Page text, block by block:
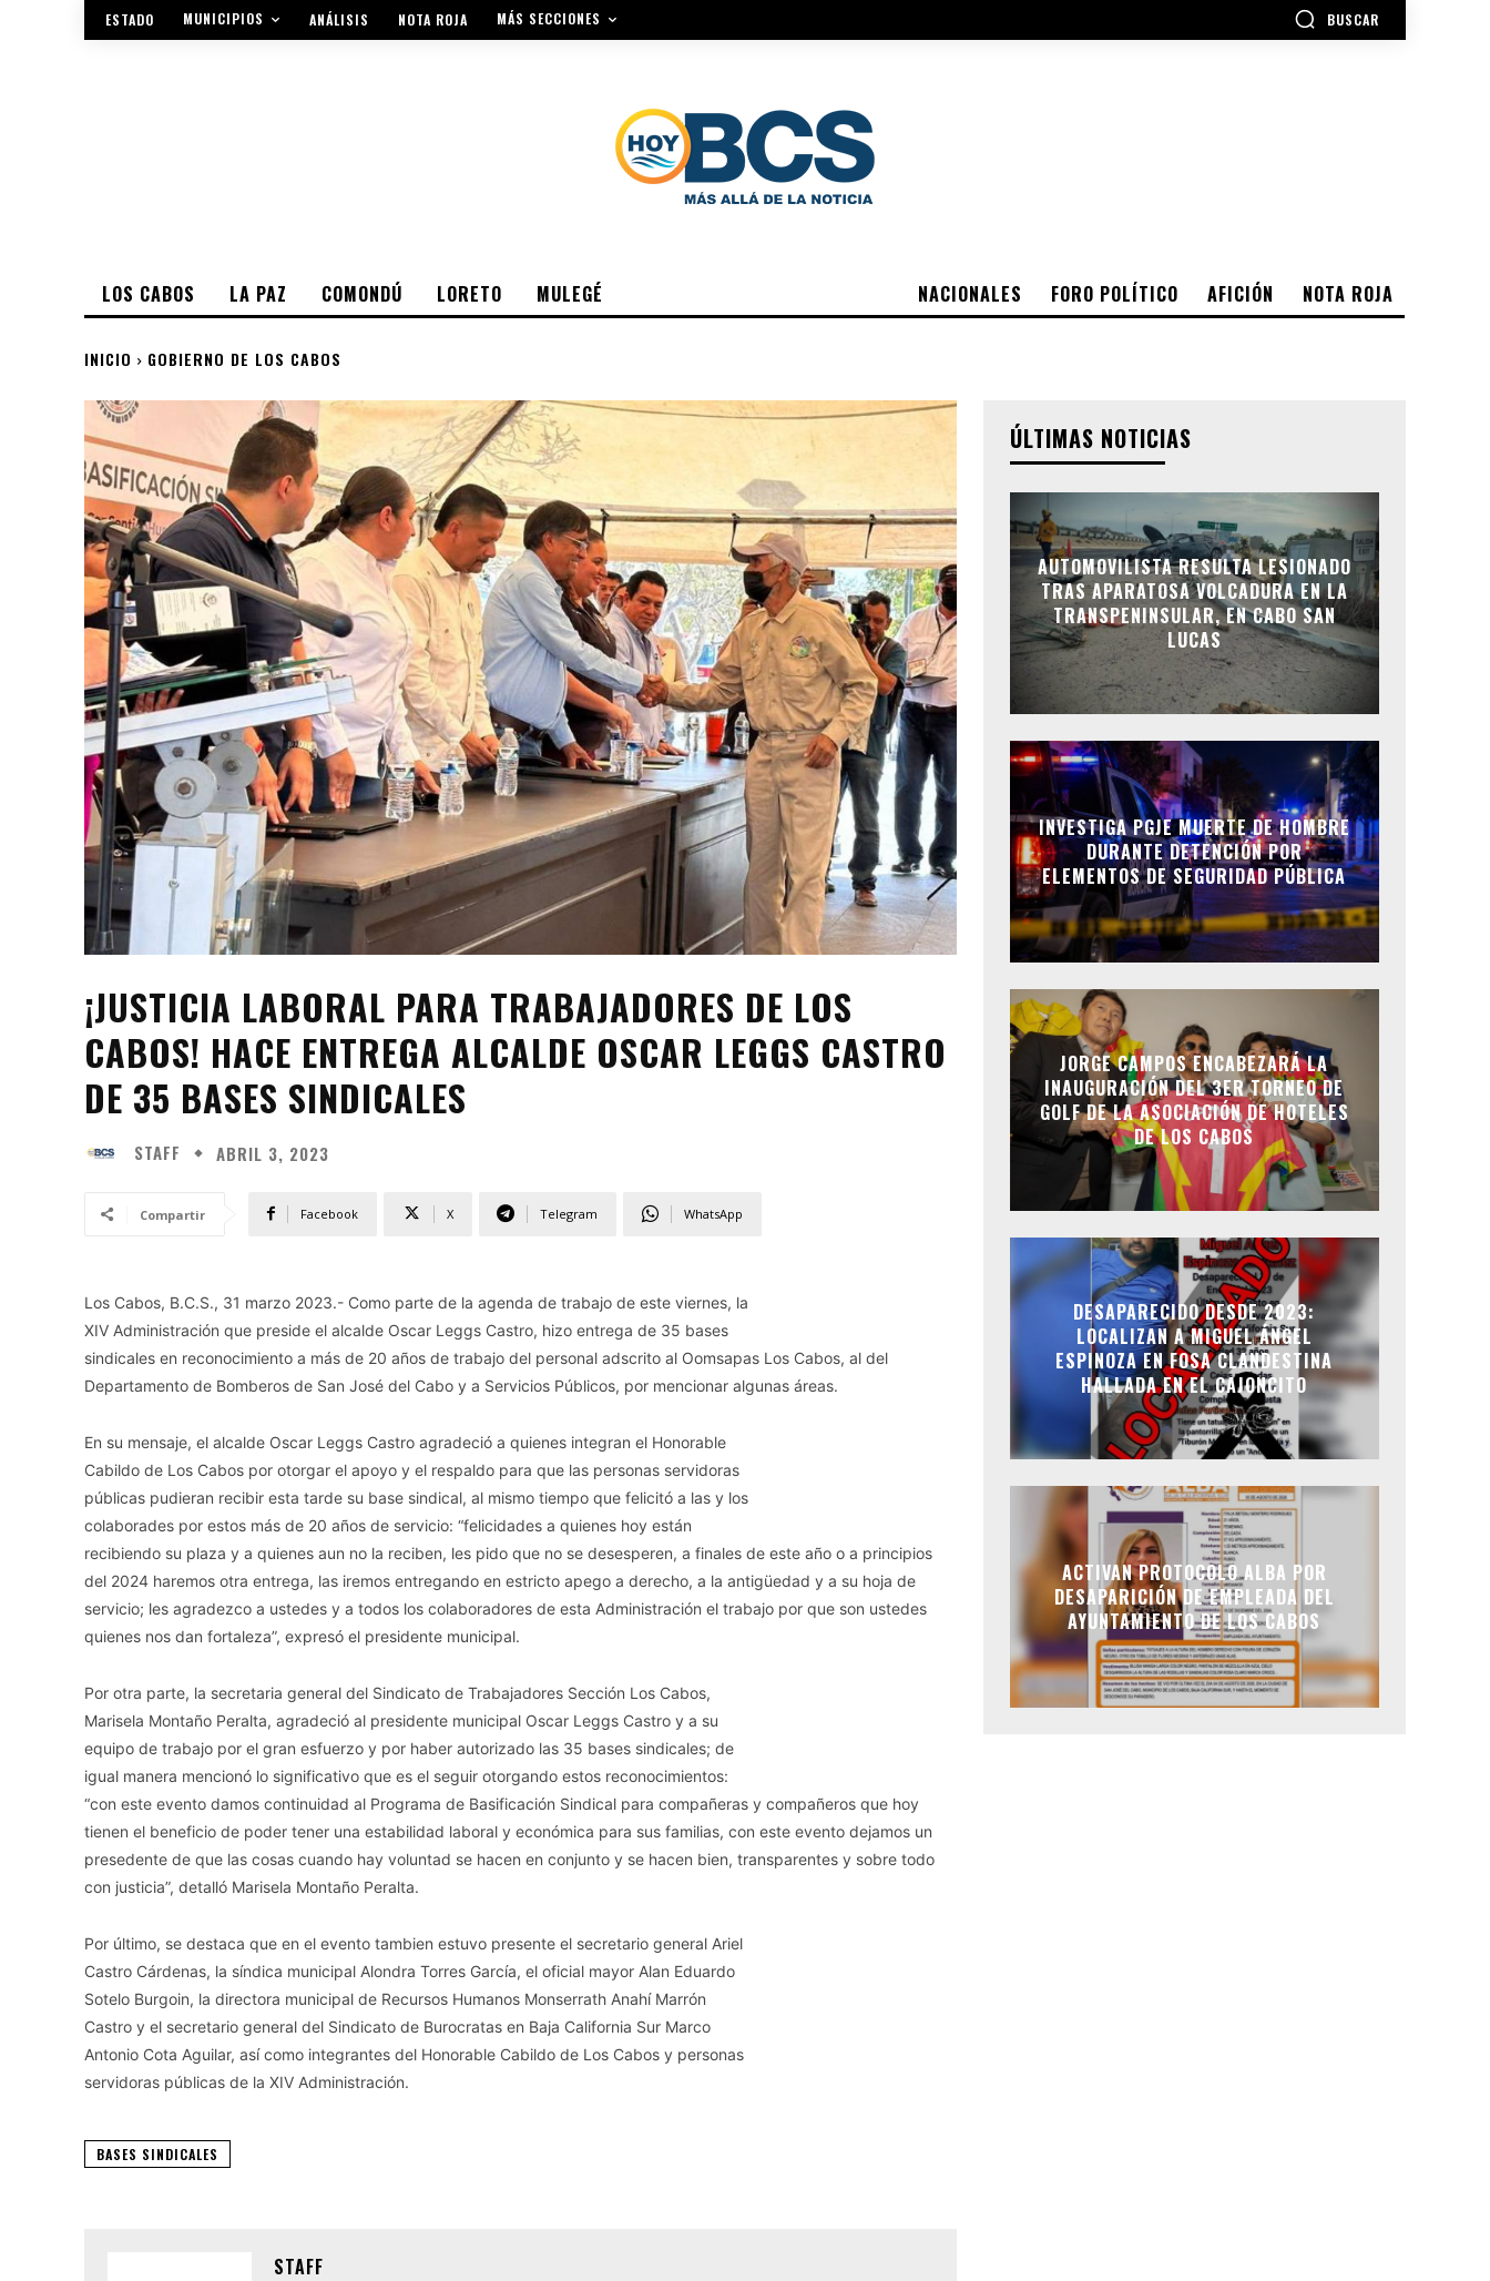
ESTADO MUNICIPIOS ANÁLISIS NOTA ROJA MÁS SECCIONES BUSCAR
NACIONALES FORO POLÍTICO AFICIÓN NOTA ROJA
LOS CABOS LA PAZ COMONDÚ LORETO MULEGÉ
INICIO GOBIERNO DE LOS CABOS
¡JUSTICIA LABORAL PARA TRABAJADORES DE LOS
CABOS! HACE ENTREGA ALCALDE OSCAR LEGGS CASTRO
DE 35 BASES SINDICALES
STAFF ABRIL 3, 2023
Compartir Facebook X Telegram WhatsApp
Los Cabos, B.C.S., 31 marzo 2023.- Como parte de la agenda de trabajo de este viernes, la
XIV Administración que preside el alcalde Oscar Leggs Castro, hizo entrega de 35 bases
sindicales en reconocimiento a más de 20 años de trabajo del personal adscrito al Oomsapas Los Cabos, al del
Departamento de Bomberos de San José del Cabo y a Servicios Públicos, por mencionar algunas áreas.
En su mensaje, el alcalde Oscar Leggs Castro agradeció a quienes integran el Honorable
Cabildo de Los Cabos por otorgar el apoyo y el respaldo para que las personas servidoras
públicas pudieran recibir esta tarde su base sindical, al mismo tiempo que felicitó a las y los
colaborades por estos más de 20 años de servicio: “felicidades a quienes hoy están
recibiendo su plaza y a quienes aun no la reciben, les pido que no se desesperen, a finales de este año o a principios
del 2024 haremos otra entrega, las iremos entregando en estricto apego a derecho, a la antigüedad y a su hoja de
servicio; les agradezco a ustedes y a todos los colaboradores de esta Administración el trabajo por que son ustedes
quienes nos dan fortaleza”, expresó el presidente municipal.
Por otra parte, la secretaria general del Sindicato de Trabajadores Sección Los Cabos,
Marisela Montaño Peralta, agradeció al presidente municipal Oscar Leggs Castro y a su
equipo de trabajo por el gran esfuerzo y por haber autorizado las 35 bases sindicales; de
igual manera mencionó lo significativo que es el seguir otorgando estos reconocimientos:
“con este evento damos continuidad al Programa de Basificación Sindical para compañeras y compañeros que hoy
tienen el beneficio de poder tener una estabilidad laboral y económica para sus familias, con este evento dejamos un
presedente de que las cosas cuando hay voluntad se hacen en conjunto y se hacen bien, transparentes y sobre todo
con justicia”, detalló Marisela Montaño Peralta.
Por último, se destaca que en el evento tambien estuvo presente el secretario general Ariel
Castro Cárdenas, la síndica municipal Alondra Torres García, el oficial mayor Alan Eduardo
Sotelo Burgoin, la directora municipal de Recursos Humanos Monserrath Anahí Marrón
Castro y el secretario general del Sindicato de Burocratas en Baja California Sur Marco
Antonio Cota Aguilar, así como integrantes del Honorable Cabildo de Los Cabos y personas
servidoras públicas de la XIV Administración.
BASES SINDICALES
STAFF
ÚLTIMAS NOTICIAS
AUTOMOVILISTA RESULTA LESIONADO
TRAS APARATOSA VOLCADURA EN LA
TRANSPENINSULAR, EN CABO SAN
LUCAS
INVESTIGA PGJE MUERTE DE HOMBRE
DURANTE DETENCIÓN POR
ELEMENTOS DE SEGURIDAD PÚBLICA
JORGE CAMPOS ENCABEZARÁ LA
INAUGURACIÓN DEL 3ER TORNEO DE
GOLF DE LA ASOCIACIÓN DE HOTELES
DE LOS CABOS
DESAPARECIDO DESDE 2023:
LOCALIZAN A MIGUEL ÁNGEL
ESPINOZA EN FOSA CLANDESTINA
HALLADA EN EL CAJONCITO
ACTIVAN PROTOCOLO ALBA POR
DESAPARICIÓN DE EMPLEADA DEL
AYUNTAMIENTO DE LOS CABOS